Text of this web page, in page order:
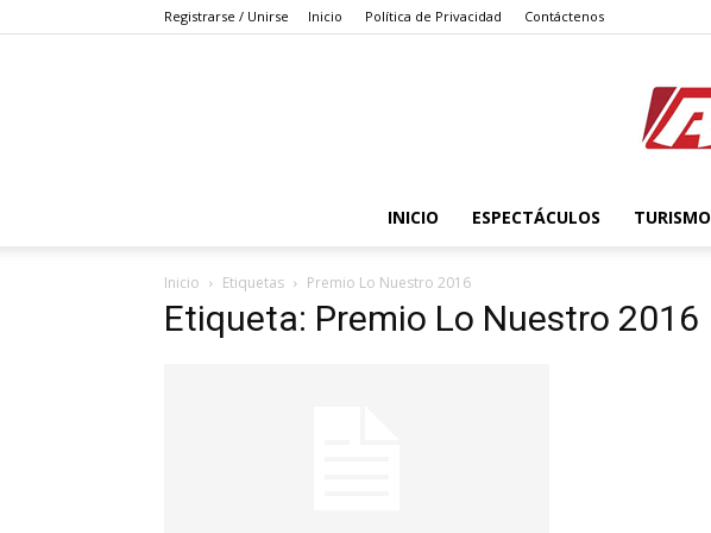
Registrarse / Unirse Inicio Política de Privacidad Contáctenos
INICIO ESPECTÁCULOS TURISMO
Inicio Etiquetas Premio Lo Nuestro 2016
Etiqueta: Premio Lo Nuestro 2016